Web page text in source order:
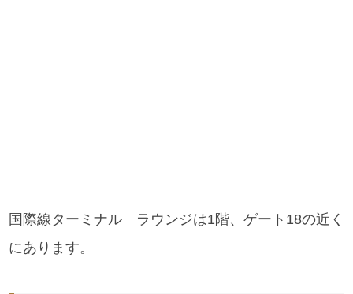
国際線ターミナル ラウンジは1階、ゲート18の近く
にあります。